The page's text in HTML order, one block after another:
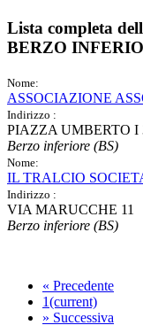
Lista completa
BERZO
Nome:
ASSOCIAZIONE
Indirizzo :
PIAZZA UMBERTO I
Berzo inferiore (BS)
Nome:
IL TRALCIO
Indirizzo :
VIA MARUCCHE 11
Berzo inferiore (BS)
« Precedente
1(current)
» Successiva